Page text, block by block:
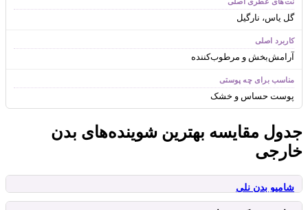
گل یاس، نارگیل
آرامش‌بخش و مرطوب‌کننده
پوست حساس و خشک
جدول مقایسه بهترین شوینده‌های بدن
خارجی
شامپو بدن نلی